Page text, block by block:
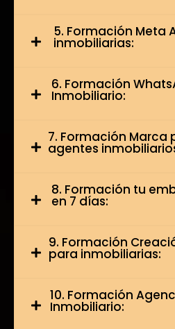
5. Formación Meta
inmobiliarias:
6. Formación
Inmobiliario:
7. Formación Marca
agentes
8. Formación tu
en 7 días:
9. Formación
para inmobiliarias:
10. Formación
Inmobiliario: